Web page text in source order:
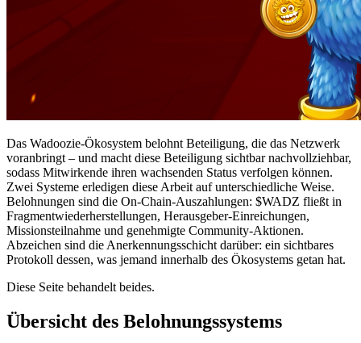
Das Wadoozie-Ökosystem belohnt Beteiligung, die das Netzwerk
voranbringt – und macht diese Beteiligung sichtbar nachvollziehbar,
sodass Mitwirkende ihren wachsenden Status verfolgen können.
Zwei Systeme erledigen diese Arbeit auf unterschiedliche Weise.
Belohnungen sind die On-Chain-Auszahlungen: $WADZ fließt in
Fragmentwiederherstellungen, Herausgeber-Einreichungen,
Missionsteilnahme und genehmigte Community-Aktionen.
Abzeichen sind die Anerkennungsschicht darüber: ein sichtbares
Protokoll dessen, was jemand innerhalb des Ökosystems getan hat.
Diese Seite behandelt beides.
Übersicht des Belohnungssystems